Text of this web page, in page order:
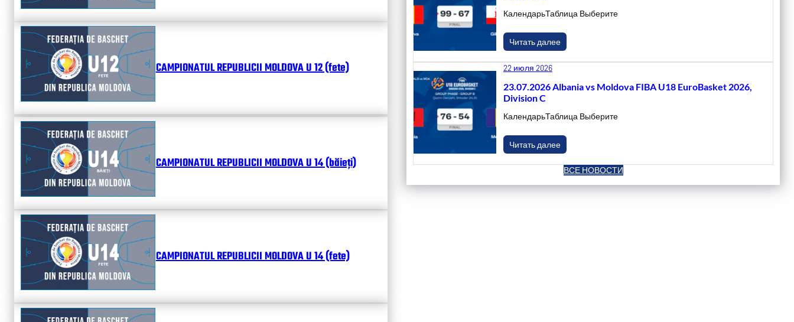
CAMPIONATUL REPUBLICII MOLDOVA U 12 (fete)
CAMPIONATUL REPUBLICII MOLDOVA U 14 (băieți)
CAMPIONATUL REPUBLICII MOLDOVA U 14 (fete)
КалендарьТаблица Выберите
Читать далее
22 июля 2026
23.07.2026 Albania vs Moldova FIBA U18 EuroBasket 2026,
Division C
КалендарьТаблица Выберите
Читать далее
ВСЕ НОВОСТИ